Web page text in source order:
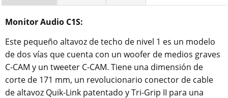
Monitor Audio C1S:
Este pequeño altavoz de techo de nivel 1 es un modelo
de dos vías que cuenta con un woofer de medios graves
C-CAM y un tweeter C-CAM. Tiene una dimensión de
corte de 171 mm, un revolucionario conector de cable
de altavoz Quik-Link patentado y Tri-Grip II para una